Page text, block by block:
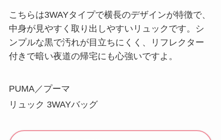
こちらは3WAYタイプで横長のデザインが特徴で、
中身が見やすく取り出しやすいリュックです。シ
ンプルな黒で汚れが目立ちにくく、リフレクター
付きで暗い夜道の帰宅にも心強いですよ。
PUMA／プーマ
リュック 3WAYバッグ